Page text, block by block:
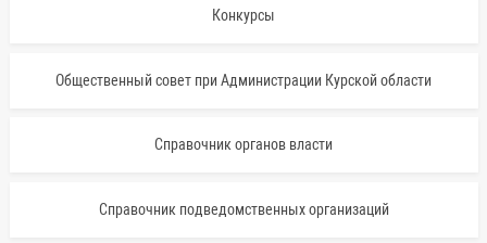
Конкурсы
Общественный совет при Администрации Курской области
Справочник органов власти
Справочник подведомственных организаций